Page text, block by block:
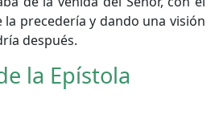
precedería y dando una visión
después.
la Epístola